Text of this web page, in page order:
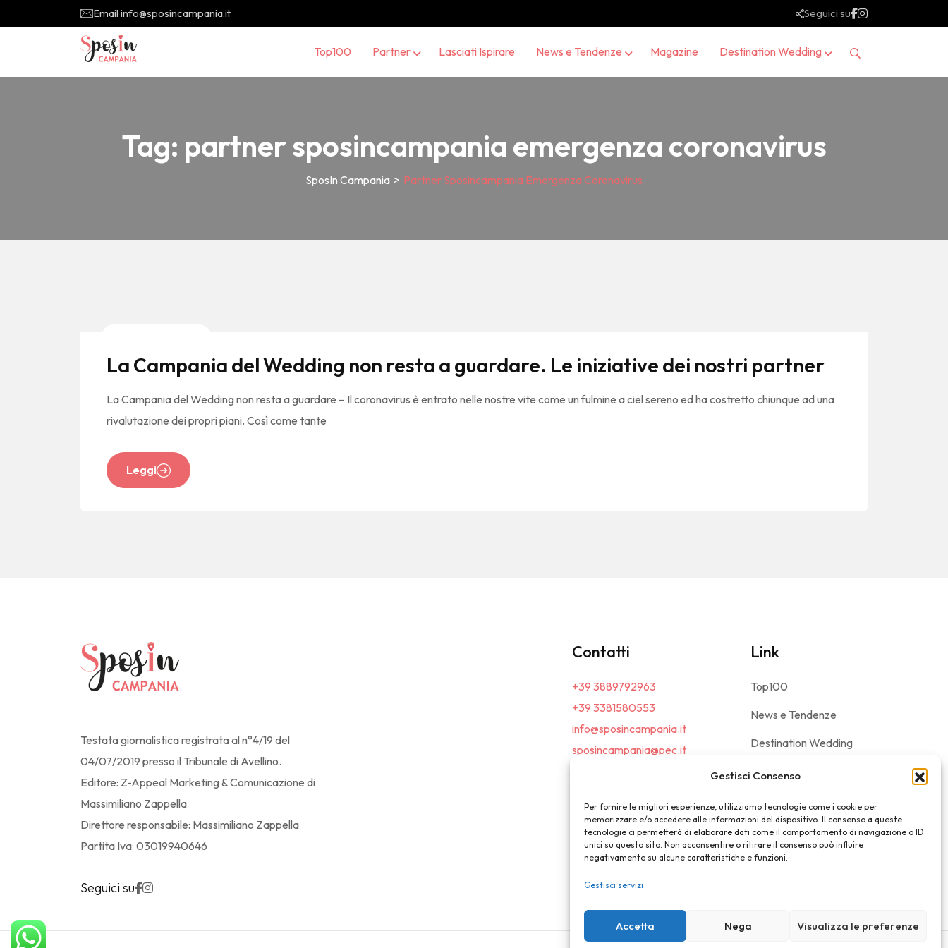
Gestisci Consenso
Per fornire le migliori esperienze, utilizziamo tecnologie come i cookie per
memorizzare e/o accedere alle informazioni del dispositivo. Il consenso a queste
tecnologie ci permetterà di elaborare dati come il comportamento di navigazione o ID
unici su questo sito. Non acconsentire o ritirare il consenso può influire
negativamente su alcune caratteristiche e funzioni.
Gestisci servizi
Accetta Nega Visualizza le preferenze
Email info@sposincampania.it Seguici su
Top100 Partner Lasciati Ispirare News e Tendenze Magazine Destination Wedding
Tag: partner sposincampania emergenza coronavirus
SposIn Campania > Partner Sposincampania Emergenza Coronavirus
La Campania del Wedding non resta a guardare. Le iniziative dei nostri partner
La Campania del Wedding non resta a guardare – Il coronavirus è entrato nelle nostre vite come un fulmine a ciel sereno ed ha costretto chiunque ad una
rivalutazione dei propri piani. Così come tante
Leggi
Testata giornalistica registrata al n°4/19 del
04/07/2019 presso il Tribunale di Avellino.
Editore: Z-Appeal Marketing & Comunicazione di
Massimiliano Zappella
Direttore responsabile: Massimiliano Zappella
Partita Iva: 03019940646
Seguici su
Contatti
+39 3889792963
+39 3381580553
info@sposincampania.it
sposincampania@pec.it
Link
Top100
News e Tendenze
Destination Wedding
Magazine